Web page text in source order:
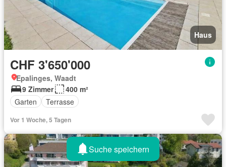
Haus
CHF 3'650'000
Epalinges, Waadt
9 Zimmer
400 m²
Garten
Terrasse
Vor 1 Woche, 5 Tagen
Suche speichern